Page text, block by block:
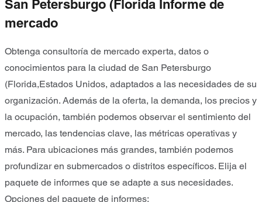
San Petersburgo (Florida Informe de
mercado
Obtenga consultoría de mercado experta, datos o
conocimientos para la ciudad de San Petersburgo
(Florida,Estados Unidos, adaptados a las necesidades de su
organización. Además de la oferta, la demanda, los precios y
la ocupación, también podemos observar el sentimiento del
mercado, las tendencias clave, las métricas operativas y
más. Para ubicaciones más grandes, también podemos
profundizar en submercados o distritos específicos. Elija el
paquete de informes que se adapte a sus necesidades.
Opciones del paquete de informes: